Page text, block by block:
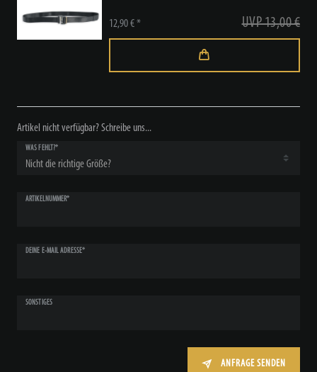
UVP 13,00 €
12,90 € *
Artikel nicht verfügbar? Schreibe uns...
WAS FEHLT?*
ARTIKELNUMMER*
DEINE E-MAIL ADRESSE*
SONSTIGES
ANFRAGE SENDEN